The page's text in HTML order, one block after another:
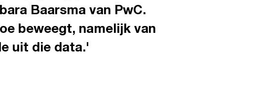
Baarsma van PwC.
beweegt, namelijk van
uit die data.'